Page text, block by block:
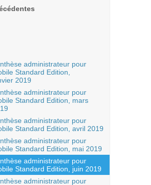
administrateur pour
Standard Edition,
2019
administrateur pour
Standard Edition, mars
administrateur pour
Standard Edition, avril 2019
administrateur pour
Standard Edition, mai 2019
administrateur pour
Standard Edition, juin 2019
administrateur pour